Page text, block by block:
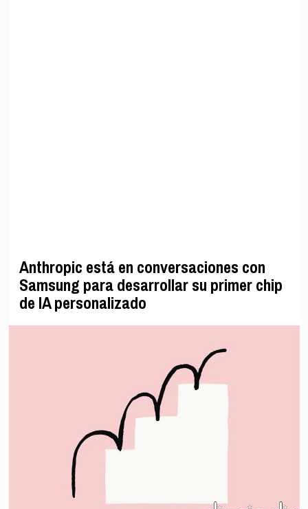
Anthropic está en conversaciones con
Samsung para desarrollar su primer chip
de IA personalizado